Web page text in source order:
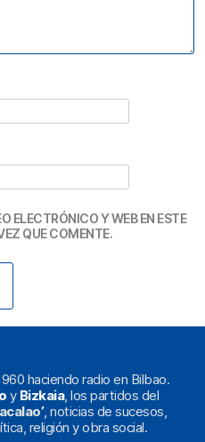
ELECTRÓNICO Y WEB EN ESTE
QUE COMENTE.
haciendo radio en Bilbao.
y Bizkaia, los partidos del
, noticias de sucesos,
religión y obra social.